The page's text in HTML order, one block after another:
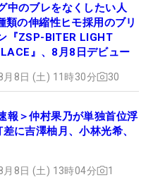
中のブレをなくしたい人
類の伸縮性ヒモ採用のブリ
『ZSP-BITER LIGHT
』、8月8日デビュー
月8日 (土) 11時30分 30
報＞仲村果乃が単独首位浮
に吉澤柚月、小林光希、
月8日 (土) 13時04分 1